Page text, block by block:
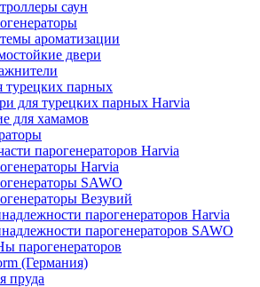
саун
ароматизации
двери
турецких парных
для турецких парных Harvia
для хамамов
парогенераторов Harvia
Harvia
SAWO
Везувий
парогенераторов Harvia
парогенераторов SAWO
парогенераторов
(Германия)
пруда